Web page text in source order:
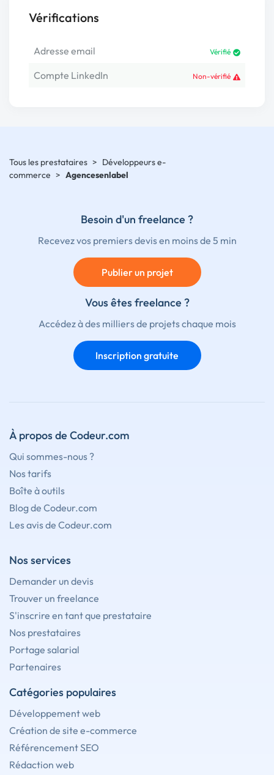
Vérifications
Adresse email Vérifié
Compte LinkedIn Non-vérifié
Tous les prestataires > Développeurs e-
commerce > Agencesenlabel
Besoin d'un freelance ?
Recevez vos premiers devis en moins de 5 min
Publier un projet
Vous êtes freelance ?
Accédez à des milliers de projets chaque mois
Inscription gratuite
À propos de Codeur.com
Qui sommes-nous ?
Nos tarifs
Boîte à outils
Blog de Codeur.com
Les avis de Codeur.com
Nos services
Demander un devis
Trouver un freelance
S'inscrire en tant que prestataire
Nos prestataires
Portage salarial
Partenaires
Catégories populaires
Développement web
Création de site e-commerce
Référencement SEO
Rédaction web